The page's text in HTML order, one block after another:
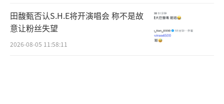
电影《交换人生》由苏伦导演、编剧，雷
佳音、张小斐、张宥浩领衔主演，沙溢、刘敏
涛、余皑磊特别出演，丁嘉丽、吴彦姝、杨恩
田馥甄否认S.H.E将开演唱会 称不是故
意让粉丝失望
2026-08-05 11:58:11